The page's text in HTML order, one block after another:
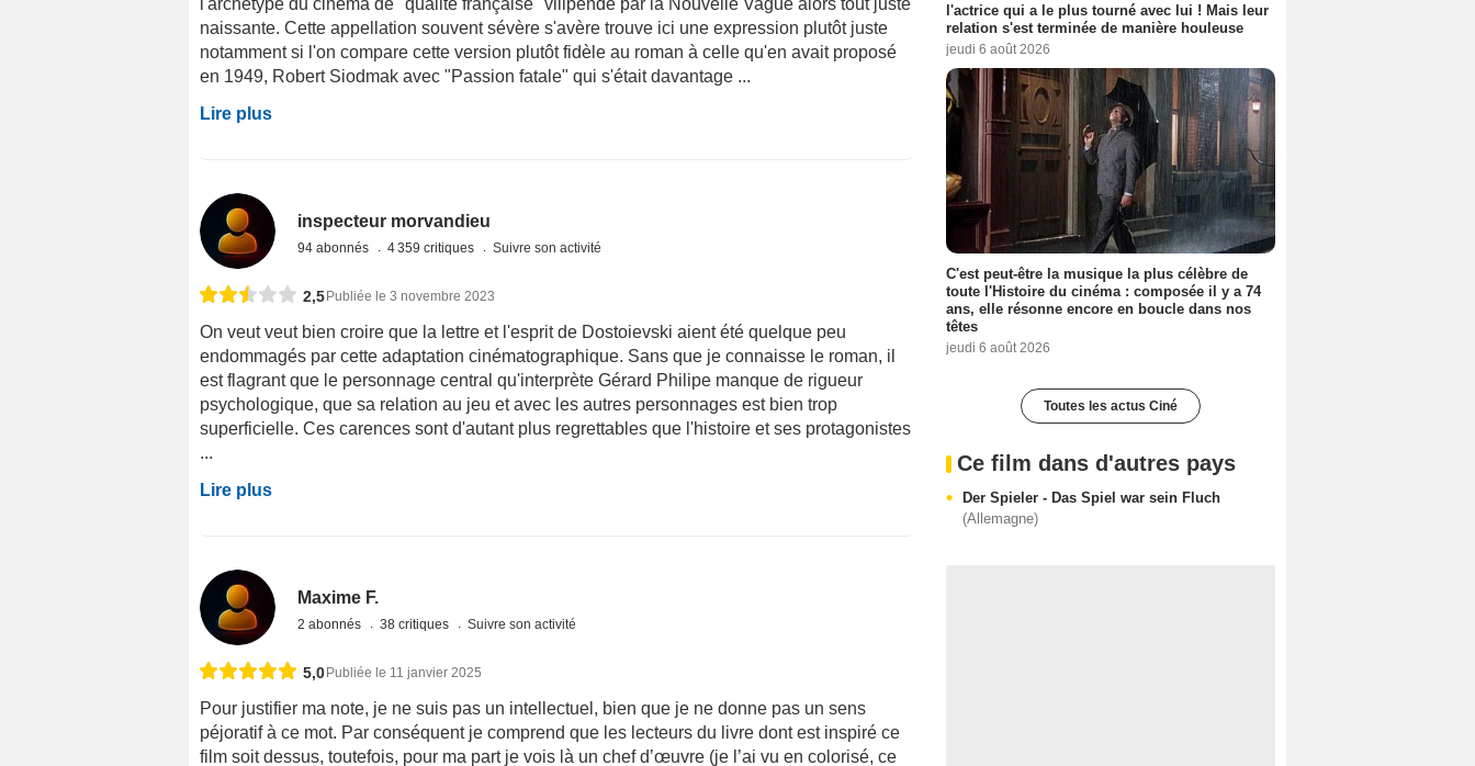
l'archétype du cinéma de "qualité française" vilipendé par la Nouvelle Vague alors tout juste
naissante. Cette appellation souvent sévère s'avère trouve ici une expression plutôt juste
notamment si l'on compare cette version plutôt fidèle au roman à celle qu'en avait proposé
en 1949, Robert Siodmak avec "Passion fatale" qui s'était davantage ...
Lire plus
inspecteur morvandieu
94 abonnés 4 359 critiques Suivre son activité
2,5 Publiée le 3 novembre 2023
On veut veut bien croire que la lettre et l'esprit de Dostoievski aient été quelque peu
endommagés par cette adaptation cinématographique. Sans que je connaisse le roman, il
est flagrant que le personnage central qu'interprète Gérard Philipe manque de rigueur
psychologique, que sa relation au jeu et avec les autres personnages est bien trop
superficielle. Ces carences sont d'autant plus regrettables que l'histoire et ses protagonistes
...
Lire plus
Maxime F.
2 abonnés 38 critiques Suivre son activité
5,0 Publiée le 11 janvier 2025
Pour justifier ma note, je ne suis pas un intellectuel, bien que je ne donne pas un sens
péjoratif à ce mot. Par conséquent je comprend que les lecteurs du livre dont est inspiré ce
film soit dessus, toutefois, pour ma part je vois là un chef d’œuvre (je l’ai vu en colorisé, ce
l'actrice qui a le plus tourné avec lui ! Mais leur
relation s'est terminée de manière houleuse
jeudi 6 août 2026
C'est peut-être la musique la plus célèbre de
toute l'Histoire du cinéma : composée il y a 74
ans, elle résonne encore en boucle dans nos
têtes
jeudi 6 août 2026
Toutes les actus Ciné
Ce film dans d'autres pays
Der Spieler - Das Spiel war sein Fluch
(Allemagne)